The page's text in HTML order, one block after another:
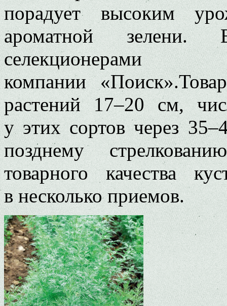
порадует высоким
ароматной
селекционерами
компании
растений 17–20 см,
у этих сортов через
позднему
товарного качества
в несколько приемов.